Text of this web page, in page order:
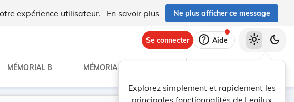
expérience utilisateur. En savoir plus Ne plus afficher ce message
Se connecter help Aide
Explorez simplement et rapidement les
principales fonctionnalités de Legilux
light_mode dark_mode
MÉMORIAL B MÉMORIAL C